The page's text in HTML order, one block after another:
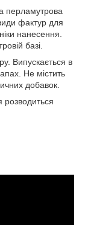
перламутрова
фактур для
нанесення.
базі.
Випускається в
Не містить
добавок.
розводиться